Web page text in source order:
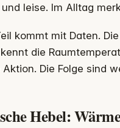
leise. Im Alltag
kommt mit Daten.
die
Die Folge sind
Hebel: